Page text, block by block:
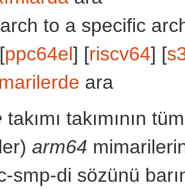
to a specific
ppc64el] [riscv64] [
ara
takımı takımının
arm64
smp-di sözünü